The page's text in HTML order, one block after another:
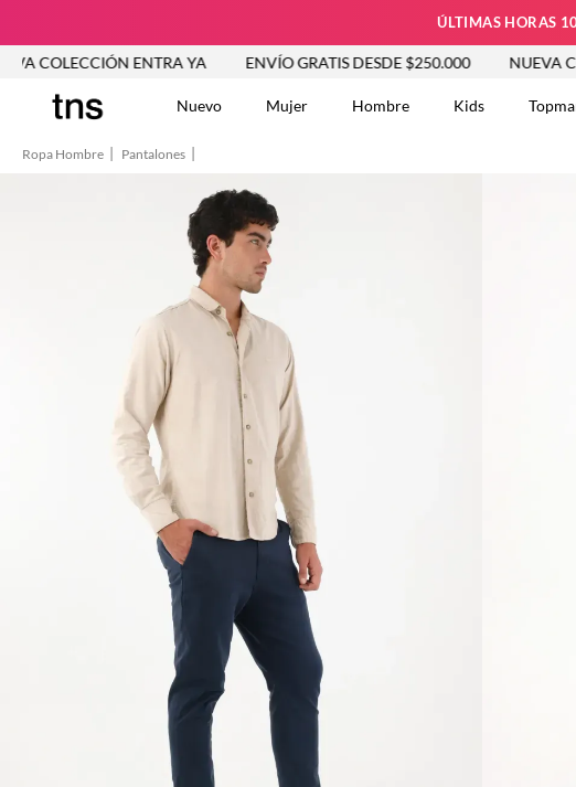
ÚLTIMAS HORAS
ENTRA YA ENVÍO GRATIS DESDE $250.000 NUEVA
Nuevo Mujer Hombre Kids
Ropa Hombre Pantalones